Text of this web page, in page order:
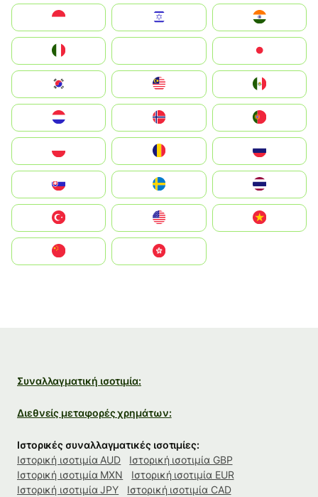
South Korea
United States
中國香港特別行政區
Συναλλαγματική ισοτιμία:
Διεθνείς μεταφορές χρημάτων:
Ιστορικές συναλλαγματικές ισοτιμίες:
Ιστορική ισοτιμία AUD
Ιστορική ισοτιμία GBP
Ιστορική ισοτιμία MXN
Ιστορική ισοτιμία EUR
Ιστορική ισοτιμία JPY
Ιστορική ισοτιμία CAD